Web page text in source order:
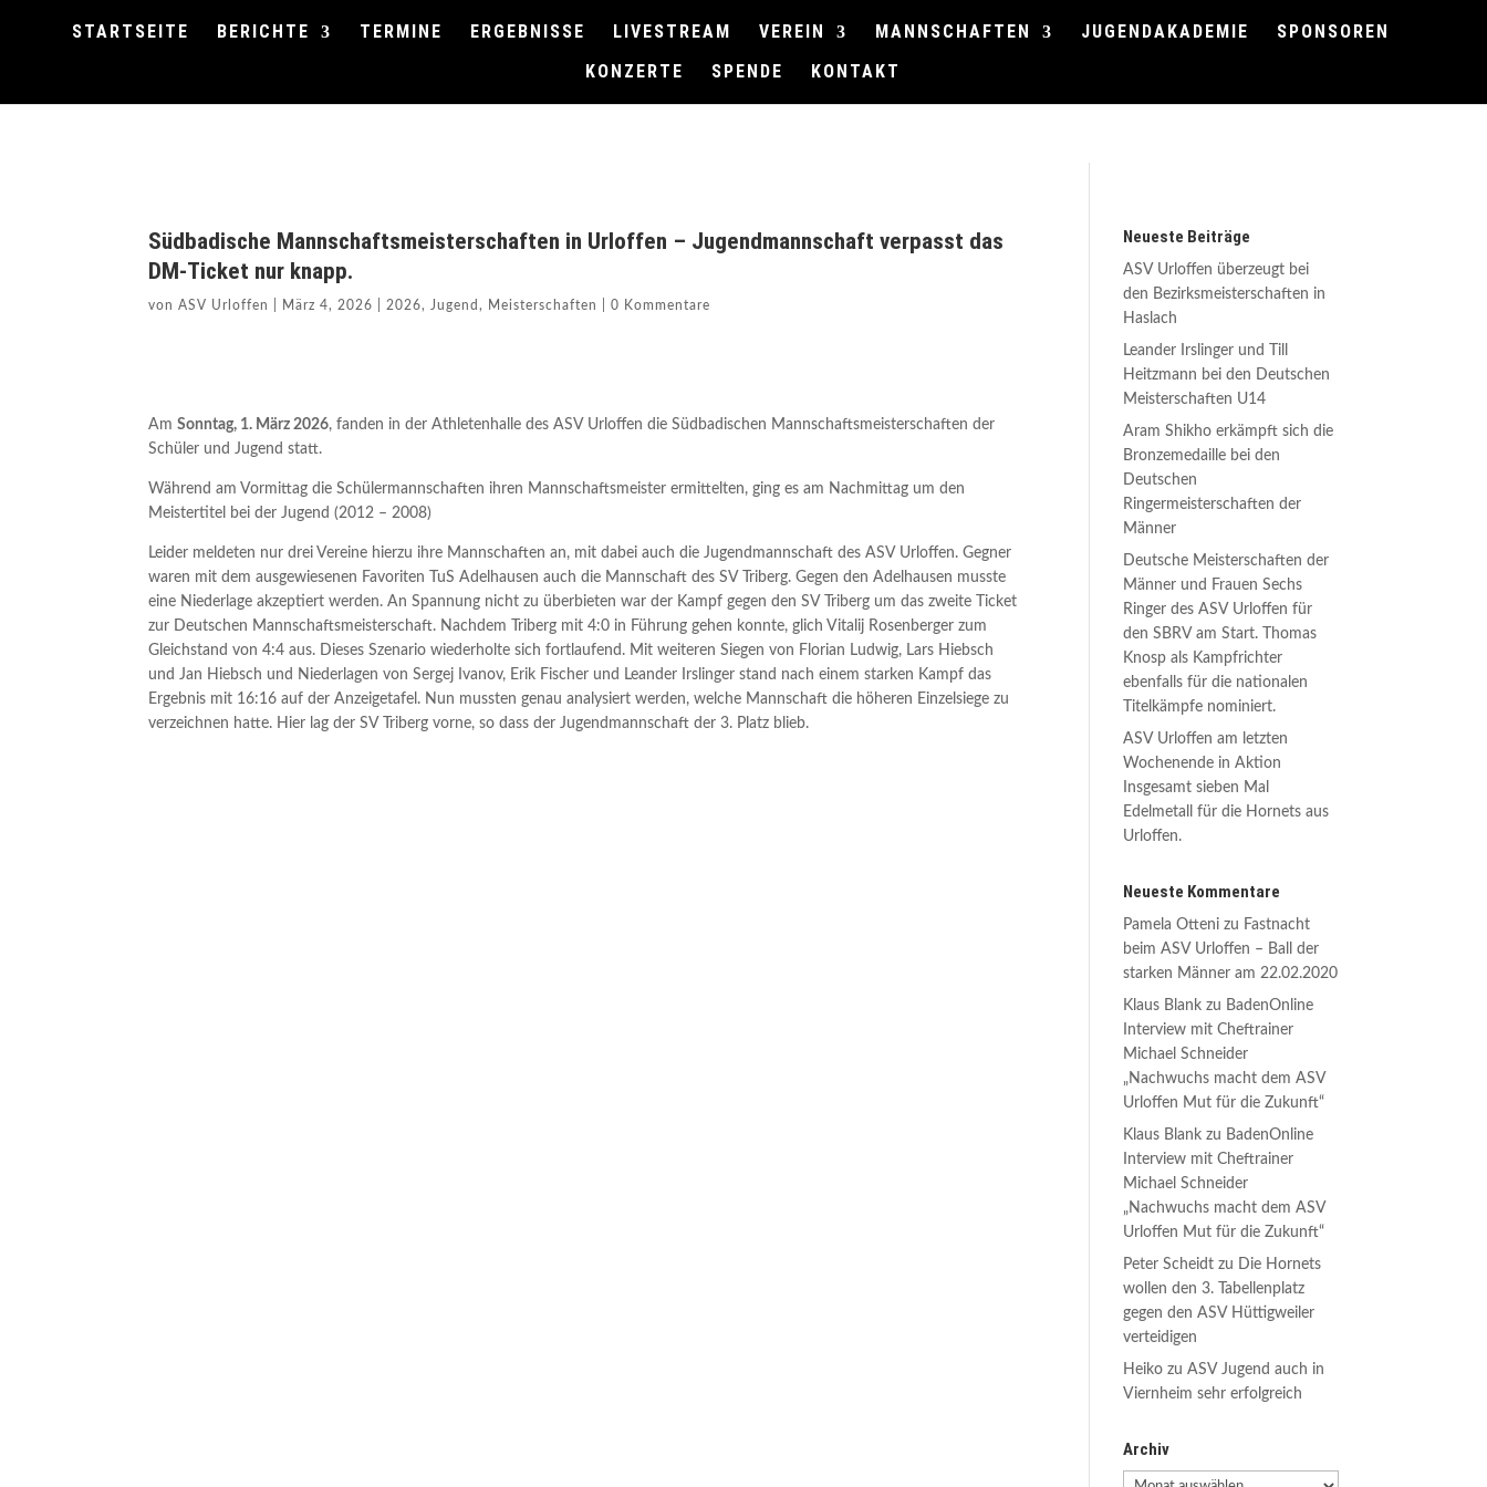
STARTSEITE BERICHTE TERMINE ERGEBNISSE LIVESTREAM VEREIN MANNSCHAFTEN JUGENDAKADEMIE
SPONSOREN
KONZERTE
SPENDE KONTAKT
Südbadische Mannschaftsmeisterschaften in Urloffen – Jugendmannschaft verpasst das
DM-Ticket nur knapp.
vonASV Urloffen März 4, 2026 2026, Jugend, Meisterschaften |0 Kommentare
AmSonntag, 1. März 2026, fanden in der Athletenhalle des ASV Urloffen die Südbadischen Mannschaftsmeisterschaften der
Schüler und Jugend statt.
Während am Vormittag die Schülermannschaften ihren Mannschaftsmeister ermittelten, ging es am Nachmittag um den
Meistertitel bei der Jugend (2012 – 2008)
Leider meldeten nur drei Vereine hierzu ihre Mannschaften an, mit dabei auch die Jugendmannschaft des ASV Urloffen. Gegner
waren mit dem ausgewiesenen Favoriten TuS Adelhausen auch die Mannschaft des SV Triberg. Gegen den Adelhausen musste
eine Niederlage akzeptiert werden. An Spannung nicht zu überbieten war der Kampf gegen den SV Triberg um das zweite Ticket
zur Deutschen Mannschaftsmeisterschaft. Nachdem Triberg mit 4:0 in Führung gehen konnte, glich Vitalij Rosenberger zum
Gleichstand von 4:4 aus. Dieses Szenario wiederholte sich fortlaufend. Mit weiteren Siegen von Florian Ludwig, Lars Hiebsch
und Jan Hiebsch und Niederlagen von Sergej Ivanov, Erik Fischer und Leander Irslinger stand nach einem starken Kampf das
Ergebnis mit 16:16 auf der Anzeigetafel. Nun mussten genau analysiert werden, welche Mannschaft die höheren Einzelsiege zu
verzeichnen hatte. Hier lag der SV Triberg vorne, so dass der Jugendmannschaft der 3. Platz blieb.
Neueste Beiträge
ASV Urloffen überzeugt bei
den Bezirksmeisterschaften in
Haslach
Leander Irslinger und Till
Heitzmann bei den Deutschen
Meisterschaften U14
Aram Shikho erkämpft sich die
Bronzemedaille bei den
Deutschen
Ringermeisterschaften der
Männer
Deutsche Meisterschaften der
Männer und Frauen Sechs
Ringer des ASV Urloffen für
den SBRV am Start. Thomas
Knosp als Kampfrichter
ebenfalls für die nationalen
Titelkämpfe nominiert.
ASV Urloffen am letzten
Wochenende in Aktion
Insgesamt sieben Mal
Edelmetall für die Hornets aus
Urloffen.
Neueste Kommentare
Pamela Otteni zu Fastnacht
beim ASV Urloffen – Ball der
starken Männer am 22.02.2020
Klaus Blank zu BadenOnline
Interview mit Cheftrainer
Michael Schneider
„Nachwuchs macht dem ASV
Urloffen Mut für die Zukunft“
Klaus Blank zu BadenOnline
Interview mit Cheftrainer
Michael Schneider
„Nachwuchs macht dem ASV
Urloffen Mut für die Zukunft“
Peter Scheidt zu Die Hornets
wollen den 3. Tabellenplatz
gegen den ASV Hüttigweiler
verteidigen
Heiko zuASV Jugend auch in
Viernheim sehr erfolgreich
Archiv
Archiv